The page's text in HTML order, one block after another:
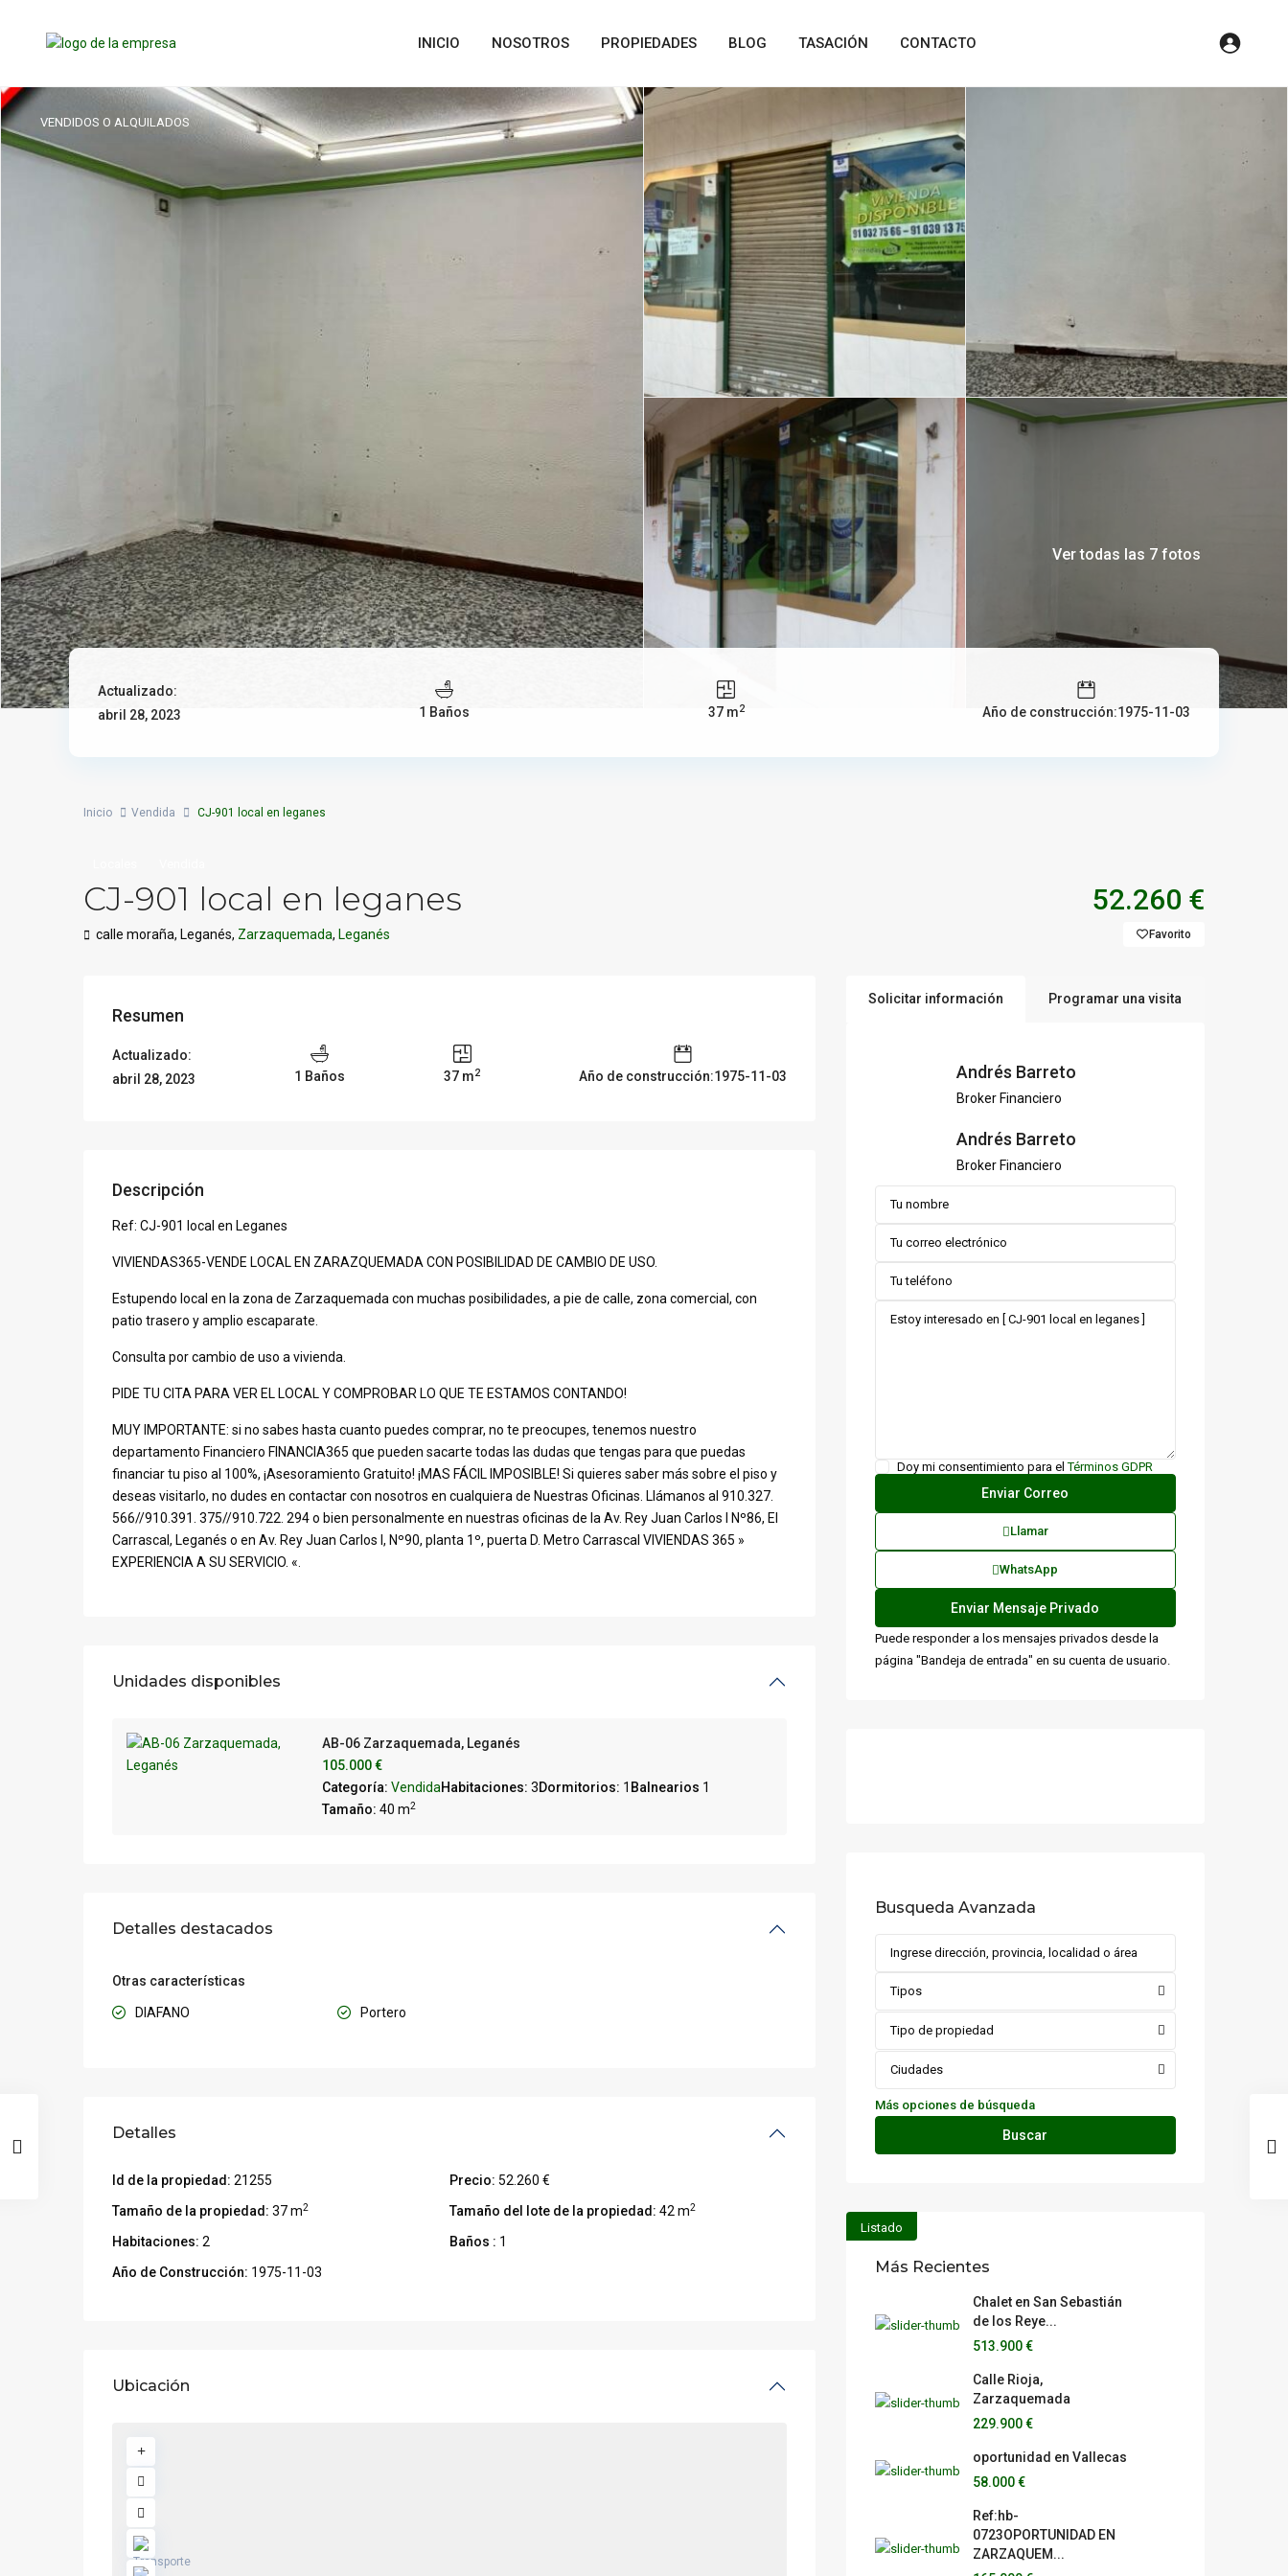
INICIO NOSOTROS PROPIEDADES BLOG TASACIÓN CONTACTO
VENDIDOS O ALQUILADOS
Ver todas las 7 fotos
Actualizado:
abril 28, 2023
1 Baños 37 m2 Año de construcción:1975-11-03
Inicio Vendida CJ-901 local en leganes
CJ-901 local en leganes 52.260 €
calle moraña, Leganés, Zarzaquemada, Leganés Favorito
Resumen
Actualizado:
abril 28, 2023
1 Baños 37 m2 Año de construcción:1975-11-03
Descripción
Ref: CJ-901 local en Leganes
VIVIENDAS365-VENDE LOCAL EN ZARAZQUEMADA CON POSIBILIDAD DE CAMBIO DE USO.
Estupendo local en la zona de Zarzaquemada con muchas posibilidades, a pie de calle, zona comercial, con
patio trasero y amplio escaparate.
Consulta por cambio de uso a vivienda.
PIDE TU CITA PARA VER EL LOCAL Y COMPROBAR LO QUE TE ESTAMOS CONTANDO!
MUY IMPORTANTE: si no sabes hasta cuanto puedes comprar, no te preocupes, tenemos nuestro
departamento Financiero FINANCIA365 que pueden sacarte todas las dudas que tengas para que puedas
financiar tu piso al 100%, ¡Asesoramiento Gratuito! ¡MAS FÁCIL IMPOSIBLE! Si quieres saber más sobre el piso y
deseas visitarlo, no dudes en contactar con nosotros en cualquiera de Nuestras Oficinas. Llámanos al 910.327.
566//910.391. 375//910.722. 294 o bien personalmente en nuestras oficinas de la Av. Rey Juan Carlos I Nº86, El
Carrascal, Leganés o en Av. Rey Juan Carlos I, Nº90, planta 1º, puerta D. Metro Carrascal VIVIENDAS 365 »
EXPERIENCIA A SU SERVICIO. «.
Unidades disponibles
AB-06 Zarzaquemada, Leganés
105.000 €
Categoría: VendidaHabitaciones: 3Dormitorios: 1 Balnearios 1
Tamaño: 40 m2
Detalles destacados
Otras características
DIAFANO Portero
Detalles
Id de la propiedad: 21255 Precio: 52.260 €
Tamaño de la propiedad: 37 m2 Tamaño del lote de la propiedad: 42 m2
Habitaciones: 2 Baños : 1
Año de Construcción: 1975-11-03
Ubicación
Solicitar información Programar una visita
Andrés Barreto
Broker Financiero
Andrés Barreto
Broker Financiero
Doy mi consentimiento para elTérminos GDPR
Llamar
WhatsApp
Puede responder a los mensajes privados desde la
página "Bandeja de entrada" en su cuenta de usuario.
Busqueda Avanzada
Tipos
Tipo de propiedad
Ciudades
Más opciones de búsqueda
Buscar
Listado
Más Recientes
Chalet en San Sebastián
de los Reye...
513.900 €
Calle Rioja,
Zarzaquemada
229.900 €
oportunidad en Vallecas
58.000 €
Ref:hb-
0723OPORTUNIDAD EN
ZARZAQUEM...